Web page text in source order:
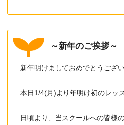
～新年のご挨拶～
新年明けましておめでとうござい
本日1/4(月)より年明け初のレッ
日頃より、当スクールへの皆様